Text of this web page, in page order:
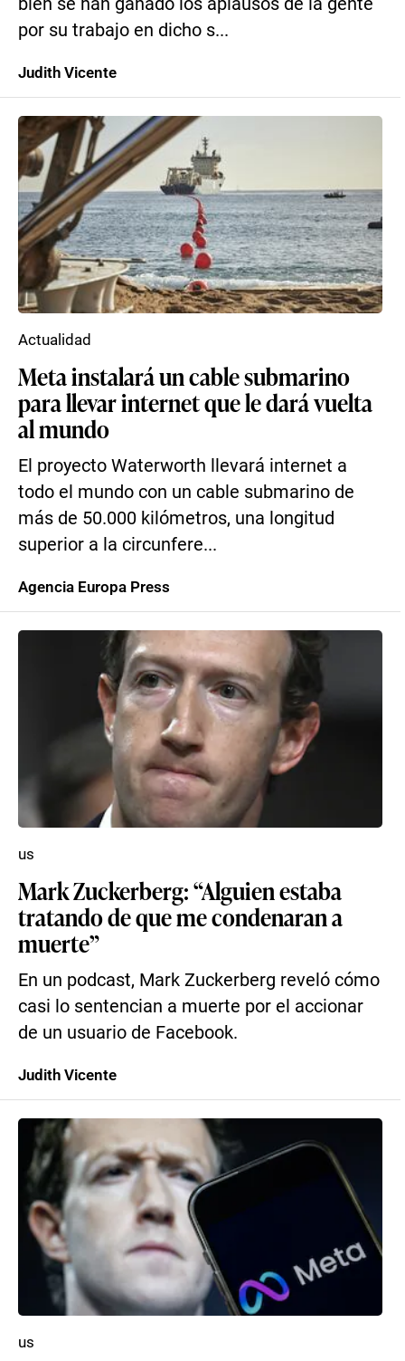
por su trabajo en dicho s...
Judith Vicente
Meta instalará un cable submarino
para llevar internet que le dará vuelta
al mundo
El proyecto Waterworth llevará internet a
todo el mundo con un cable submarino de
más de 50.000 kilómetros, una longitud
superior a la circunfere...
Actualidad
Agencia Europa Press
Mark Zuckerberg: “Alguien estaba
tratando de que me condenaran a
muerte”
En un podcast, Mark Zuckerberg reveló cómo
casi lo sentencian a muerte por el accionar
de un usuario de Facebook.
us
Judith Vicente
us